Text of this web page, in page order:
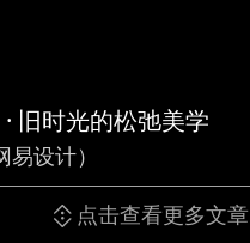
旧时光的松弛美学
易设计）
点击查看更多文章